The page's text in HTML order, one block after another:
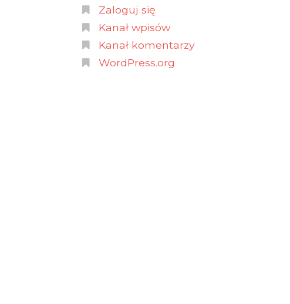
Zaloguj się
Kanał wpisów
Kanał komentarzy
WordPress.org